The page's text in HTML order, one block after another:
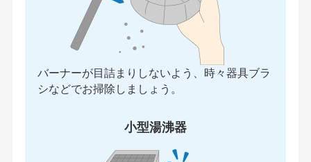
バーナーが目詰まりしないよう、時々器具ブラ
シなどでお掃除しましょう。
小型湯沸器